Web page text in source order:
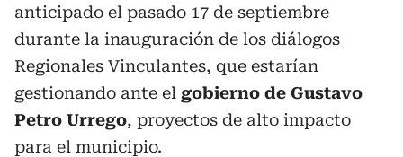
anticipado el pasado 17 de septiembre
durante la inauguración de los diálogos
Regionales Vinculantes, que estarían
gestionando ante el gobierno de Gustavo
Petro Urrego, proyectos de alto impacto
para el municipio.